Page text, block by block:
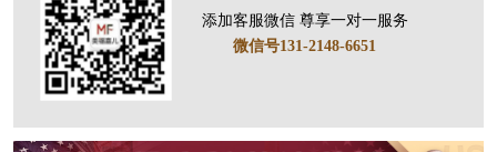
添加客服微信 尊享一对一服务
微信号131-2148-6651